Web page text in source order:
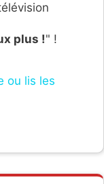
plus !" !
ou lis les